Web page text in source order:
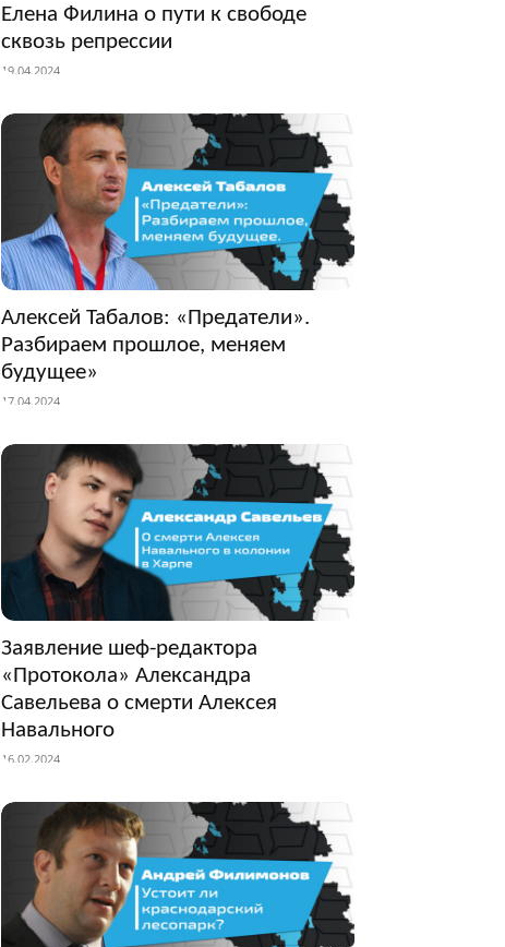
Елена Филина о пути к свободе
сквозь репрессии
19.04.2024
Алексей Табалов: «Предатели».
Разбираем прошлое, меняем
будущее»
17.04.2024
Заявление шеф-редактора
«Протокола» Александра
Савельева о смерти Алексея
Навального
16.02.2024